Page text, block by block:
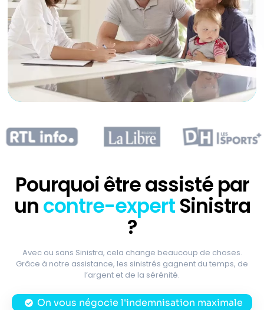
Pourquoi être assisté par
uncontre-expertSinistra
?
Avec ou sans Sinistra, cela change beaucoup de choses.
Grâce à notre assistance, les sinistrés gagnent du temps, de
l’argent et de la sérénité.
On vous négocie l'indemnisation maximale